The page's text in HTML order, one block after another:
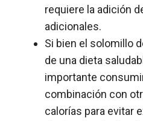
requiere la adición
adicionales.
Si bien el solomillo
de una dieta
importante
combinación con
calorías para evitar